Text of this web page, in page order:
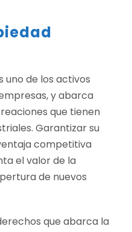
uno de los activos
y abarca
que tienen
Garantizar su
competitiva
el valor de la
de nuevos
que abarca la